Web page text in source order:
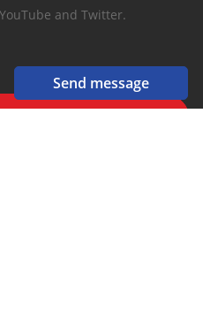
Send message
and Twitter.